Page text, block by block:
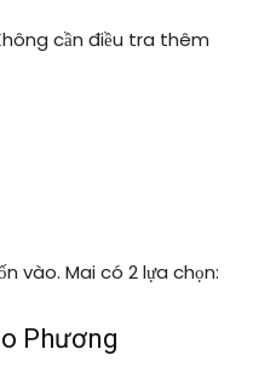
cần điều tra thêm
vào. Mai có 2 lựa chọn:
Phương